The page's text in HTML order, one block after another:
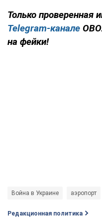
Только проверенная
Telegram-канале
на фейки!
Война в Украине аэропорт
Редакционная политика